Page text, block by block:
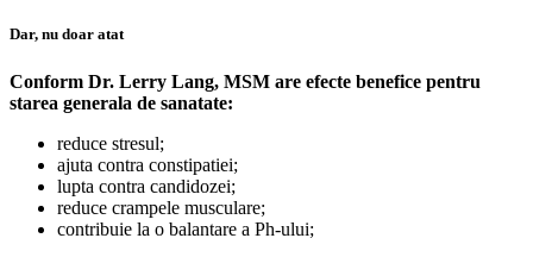
Dar, nu doar atat
Conform Dr. Lerry Lang, MSM are efecte benefice pentru
starea generala de sanatate:
reduce stresul;
ajuta contra constipatiei;
lupta contra candidozei;
reduce crampele musculare;
contribuie la o balantare a Ph-ului;